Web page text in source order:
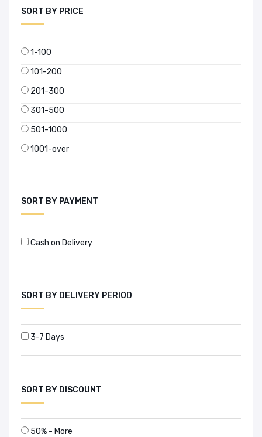
SORT BY PRICE
1-100
101-200
201-300
301-500
501-1000
1001-over
SORT BY PAYMENT
Cash on Delivery
SORT BY DELIVERY PERIOD
3-7 Days
SORT BY DISCOUNT
50% - More